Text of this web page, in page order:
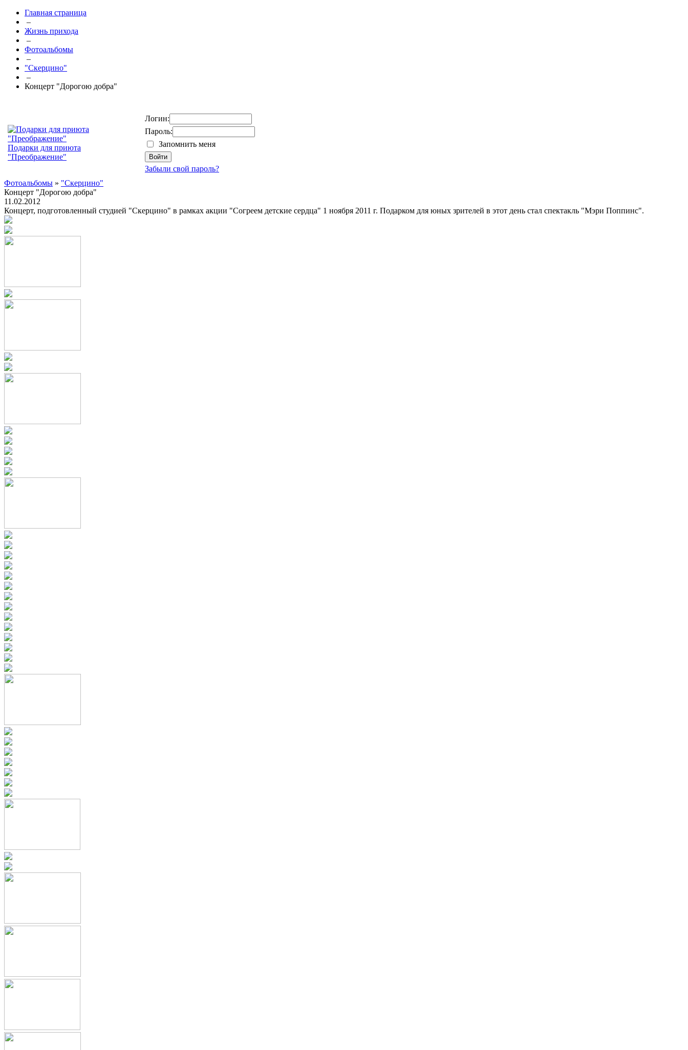
Главная страница
–
Жизнь прихода
–
Фотоальбомы
–
"Скерцино"
–
Концерт "Дорогою добра"
Подарки для приюта
"Преображение"
Логин:
Пароль:
Запомнить меня
Забыли свой пароль?
Фотоальбомы » "Скерцино"
Концерт "Дорогою добра"
11.02.2012
Концерт, подготовленный студией "Скерцино" в рамках акции "Согреем детские сердца" 1 ноября 2011 г. Подарком для юных зрителей в этот день стал спектакль "Мэри Поппинс".